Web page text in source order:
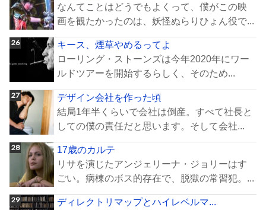
なんてことはどうでもよくって、僕がこの映
画を観たかったのは、妖怪ぬらりひょん役で...
キース、煙草やめるってよ
ローリング・ストーンズは今年2020年にワー
ルドツアーを開始するらしく、そのため...
デザイン会社を作った頃
結局1年半くらいで会社は倒産。すべて社長と
しての僕の責任だと思います。そして会社...
17歳のカルテ
リサを演じたアンジェリーナ・ジョリーはす
ごい。病棟のボス的存在で、脱獄の常習犯。...
ディレクトリマップとハイレベルマ...